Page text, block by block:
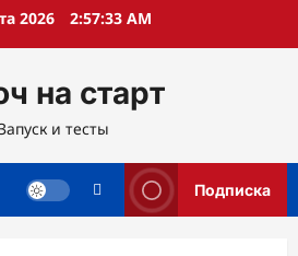
2026 2:57:34 AM
на старт
и тесты
Подписка